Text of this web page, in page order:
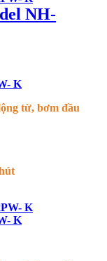
NH-
K
từ, bơm đầu
K